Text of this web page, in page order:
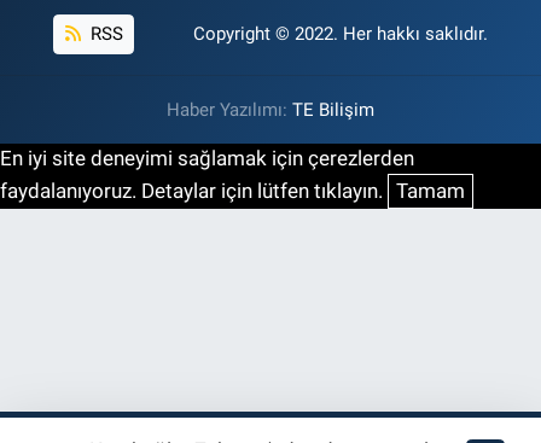
RSS Copyright © 2022. Her hakkı saklıdır.
Haber Yazılımı: TE Bilişim
En iyi site deneyimi sağlamak için çerezlerden
faydalanıyoruz. Detaylar için lütfen tıklayın. Tamam